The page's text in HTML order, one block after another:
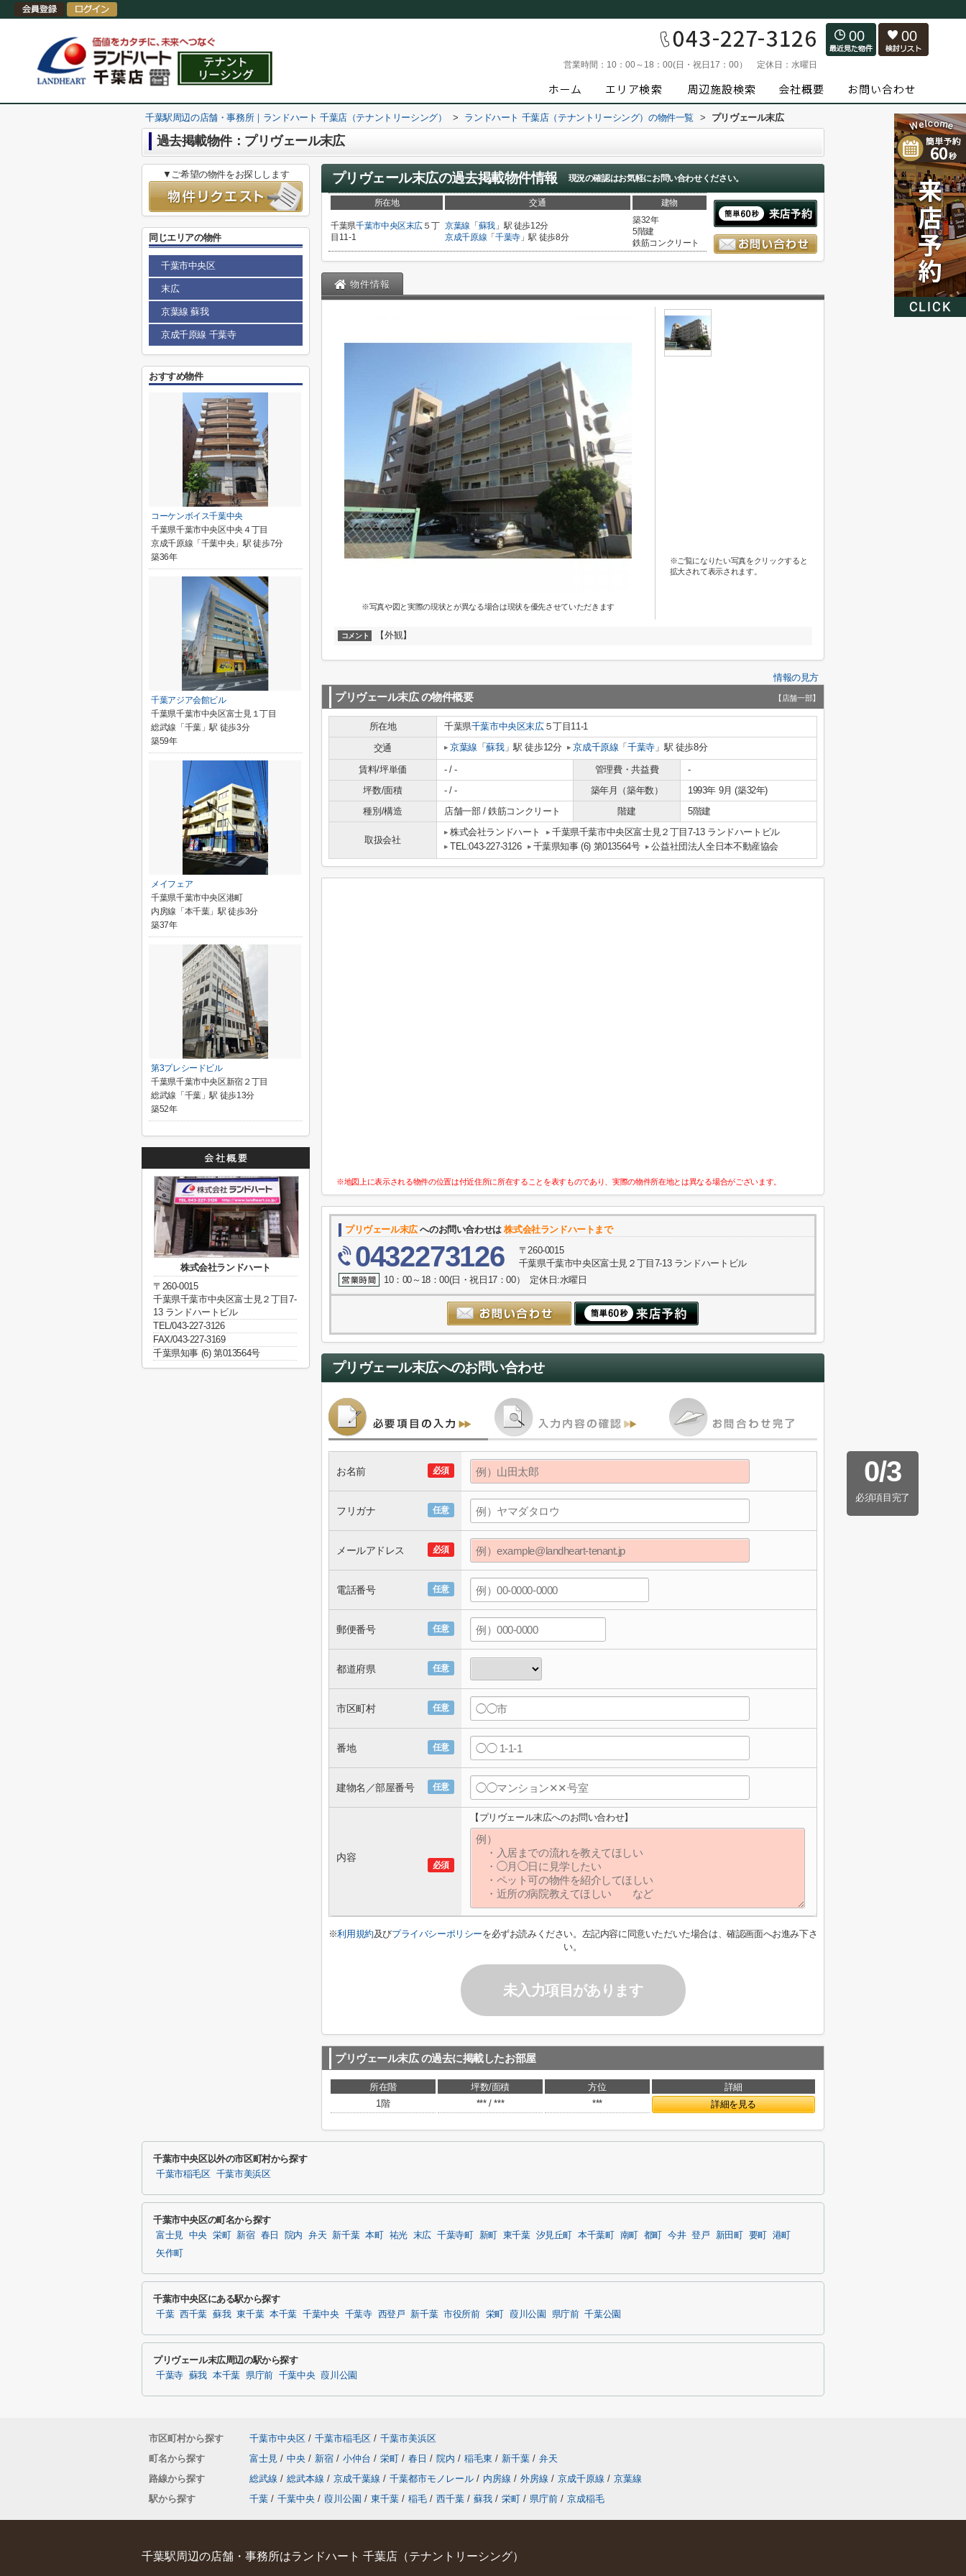
営業時間： 10：00～18：00(日・祝日17：00） 定休日： 水曜日
00 00
千葉駅周辺の店舗・事務所｜ランドハート 千葉店（テナントリーシング） > ランドハート 千葉店（テナントリーシング）の物件一覧 > プリヴェール末広
過去掲載物件：プリヴェール末広
プリヴェール末広の過去掲載物件情報 現況の確認はお気軽にお問い合わせください。
所在地 交通 建物
千葉県千葉市中央区末広 ５丁
目11-1
京葉線 「 蘇我」駅 徒歩12分
京成千原線 「 千葉寺」駅 徒歩8分
築32年
5階建
鉄筋コンクリート
物件情報
※写真や図と実際の現状とが異なる場合は現状を優先させていただきます
※ご覧になりたい写真をクリックすると
拡大されて表示されます。
コメント 【外観】
情報の見方
プリヴェール末広 の物件概要 【店舗一部】
所在地 千葉県千葉市中央区末広５丁目11-1
交通
京葉線 「蘇我」駅 徒歩12分 京成千原線 「千葉寺」駅 徒歩8分
賃料/坪単価 - / - 管理費・共益費
-
坪数/面積
- / - 築年月（築年数）
1993年 9月 (築32年)
種別/構造
店舗一部 / 鉄筋コンクリート 階建 5階建
取扱会社
株式会社ランドハート
千葉県千葉市中央区富士見２丁目7-13 ランドハートビル
TEL:043-227-3126
千葉県知事 (6) 第013564号 公益社団法人全日本不動産協会
※地図上に表示される物件の位置は付近住所に所在することを表すものであり、実際の物件所在地とは異なる場合がございます。
プリヴェール末広へのお問い合わせは株式会社ランドハートまで
0432273126
〒260-0015
千葉県千葉市中央区富士見２丁目7-13 ランドハートビル
10：00～18：00(日・祝日17：00） 定休日:水曜日
プリヴェール末広へのお問い合わせ
0/3
必須項目完了
必須
お名前
任意
フリガナ
必須
メールアドレス
任意
電話番号
任意
郵便番号
任意
都道府県
任意
市区町村
任意
番地
任意
建物名／部屋番号
必須
内容
【プリヴェール末広へのお問い合わせ】
※利用規約及びプライバシーポリシーを必ずお読みください。左記内容に同意いただいた場合は、確認画面へお進み下さ
い。
未入力項目があります
プリヴェール末広 の過去に掲載したお部屋
所在階 坪数/面積 方位
詳細
1階
*** / *** *** 詳細を見る
▼ご希望の物件をお探しします
同じエリアの物件
千葉市中央区
末広
京葉線 蘇我
京成千原線 千葉寺
おすすめ物件
コーケンボイス千葉中央
千葉県千葉市中央区中央４丁目
京成千原線「千葉中央」駅 徒歩7分
築36年
千葉アジア会館ビル
千葉県千葉市中央区富士見１丁目
総武線「千葉」駅 徒歩3分
築59年
メイフェア
千葉県千葉市中央区港町
内房線「本千葉」駅 徒歩3分
築37年
第3プレシードビル
千葉県千葉市中央区新宿２丁目
総武線「千葉」駅 徒歩13分
築52年
株式会社ランドハート
〒260-0015
千葉県千葉市中央区富士見２丁目7-
13 ランドハートビル
TEL/043-227-3126
FAX/043-227-3169
千葉県知事 (6) 第013564号
千葉市中央区以外の市区町村から探す
千葉市稲毛区 千葉市美浜区
千葉市中央区の町名から探す
富士見 中央 栄町 新宿 春日 院内 弁天 新千葉 本町 祐光 末広 千葉寺町 新町 東千葉 汐見丘町 本千葉町 南町 都町 今井 登戸 新田町 要町
港町
矢作町
千葉市中央区にある駅から探す
千葉 西千葉 蘇我 東千葉 本千葉 千葉中央 千葉寺 西登戸 新千葉 市役所前 栄町 葭川公園 県庁前 千葉公園
プリヴェール末広周辺の駅から探す
千葉寺 蘇我 本千葉 県庁前 千葉中央 葭川公園
市区町村から探す 千葉市中央区 / 千葉市稲毛区 / 千葉市美浜区
町名から探す
富士見 / 中央 / 新宿 / 小仲台 / 栄町 / 春日 / 院内 / 稲毛東 / 新千葉 / 弁天
路線から探す
総武線 / 総武本線 / 京成千葉線 / 千葉都市モノレール / 内房線 / 外房線 / 京成千原線 / 京葉線
駅から探す
千葉 / 千葉中央 / 葭川公園 / 東千葉 / 稲毛 / 西千葉 / 蘇我 / 栄町 / 県庁前 / 京成稲毛
千葉駅周辺の店舗・事務所はランドハート 千葉店（テナントリーシング）